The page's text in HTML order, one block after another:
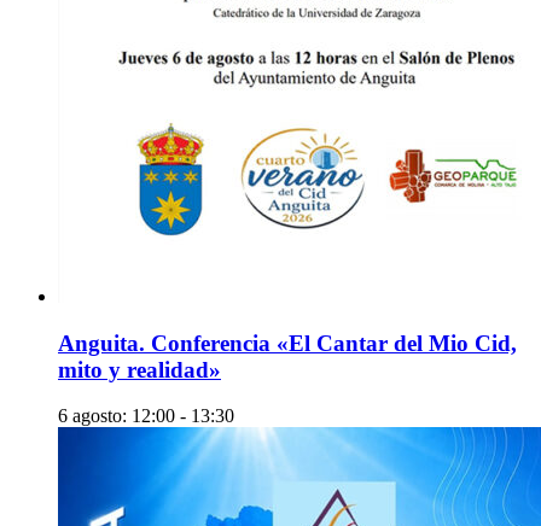
Anguita. Conferencia «El Cantar del Mio Cid,
mito y realidad»
6 agosto: 12:00 - 13:30